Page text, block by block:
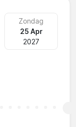
Zondag
25 Apr
2027